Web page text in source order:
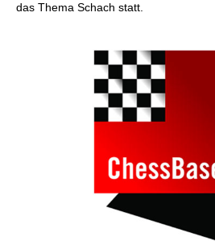
das Thema Schach statt.